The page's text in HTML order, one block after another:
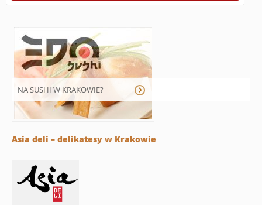
NA SUSHI W KRAKOWIE?
Asia deli – delikatesy w Krakowie